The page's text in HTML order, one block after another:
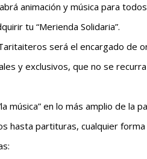
animación y música para
tu “Merienda Solidaria”.
será el encargado de
y exclusivos, que no se
música” en lo más amplio de la
hasta partituras, cualquier forma